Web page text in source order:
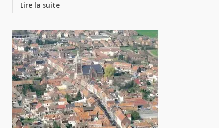
Lire la suite